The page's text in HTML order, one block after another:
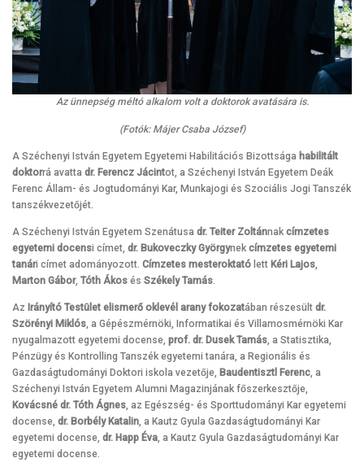
Az ünnepség méltó alkalom volt a doktorok avatására is.
(Fotók: Májer Csaba József)
A Széchenyi István Egyetem Egyetemi Habilitációs Bizottsága habilitált
doktorrá avatta dr. Ferencz Jácintot, a Széchenyi István Egyetem Deák
Ferenc Állam- és Jogtudományi Kar, Munkajogi és Szociális Jogi Tanszék
tanszékvezetőjét.
A Széchenyi István Egyetem Szenátusa dr. Teiter Zoltánnak címzetes
egyetemi docensi címet, dr. Bukoveczky Györgynek címzetes egyetemi
tanári címet adományozott. Címzetes mesteroktató lett Kéri Lajos
Marton Gábor, Tóth Ákos és Székely Tamás
Az Irányító Testület elismerő oklevél arany fokozatában részesült dr.
Szörényi Miklós, a Gépészmérnöki, Informatikai és Villamosmérnöki Kar
nyugalmazott egyetemi docense, prof. dr. Dusek Tamás, a Statisztika,
Pénzügy és Kontrolling Tanszék egyetemi tanára, a Regionális és
Gazdaságtudományi Doktori iskola vezetője, Baudentisztl Ferenc, a
Széchenyi István Egyetem Alumni Magazinjának főszerkesztője,
Kovácsné dr. Tóth Ágnes, az Egészség- és Sporttudományi Kar egyetemi
docense, dr. Borbély Katalin, a Kautz Gyula Gazdaságtudományi Kar
egyetemi docense, dr. Happ Éva, a Kautz Gyula Gazdaságtudományi Kar
egyetemi docense.